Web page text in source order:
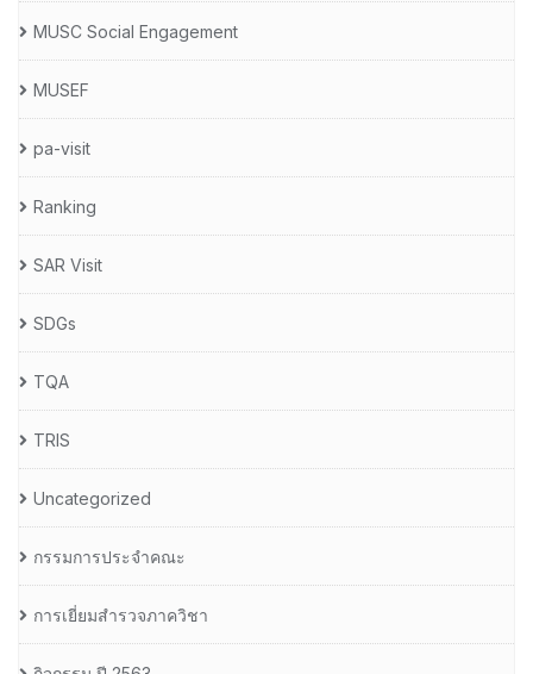
MUSC Social Engagement
MUSEF
pa-visit
Ranking
SAR Visit
SDGs
TQA
TRIS
Uncategorized
กรรมการประจำคณะ
การเยี่ยมสำรวจภาควิชา